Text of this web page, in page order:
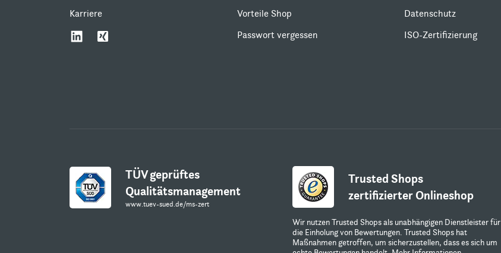
Karriere
Vorteile Shop
Passwort vergessen
Datenschutz
ISO-Zertifizierung
TÜV geprüftes
Qualitätsmanagement
www.tuev-sued.de/ms-zert
Trusted Shops
zertifizierter Onlineshop
Wir nutzen Trusted Shops als unabhängigen Dienstleister für
die Einholung von Bewertungen. Trusted Shops hat
Maßnahmen getroffen, um sicherzustellen, dass es sich um